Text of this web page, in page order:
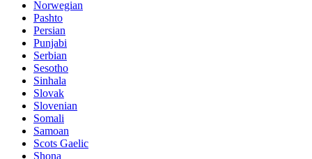
Norwegian
Pashto
Persian
Punjabi
Serbian
Sesotho
Sinhala
Slovak
Slovenian
Somali
Samoan
Scots Gaelic
Shona